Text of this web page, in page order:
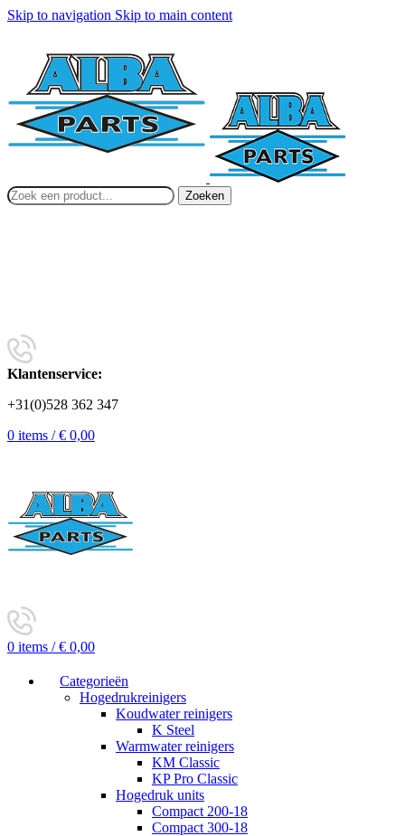
Skip to navigation Skip to main content
Zoeken
Klantenservice:
+31(0)528 362 347
0 items / € 0,00
0 items / € 0,00
Categorieën
Hogedrukreinigers
Koudwater reinigers
K Steel
Warmwater reinigers
KM Classic
KP Pro Classic
Hogedruk units
Compact 200-18
Compact 300-18